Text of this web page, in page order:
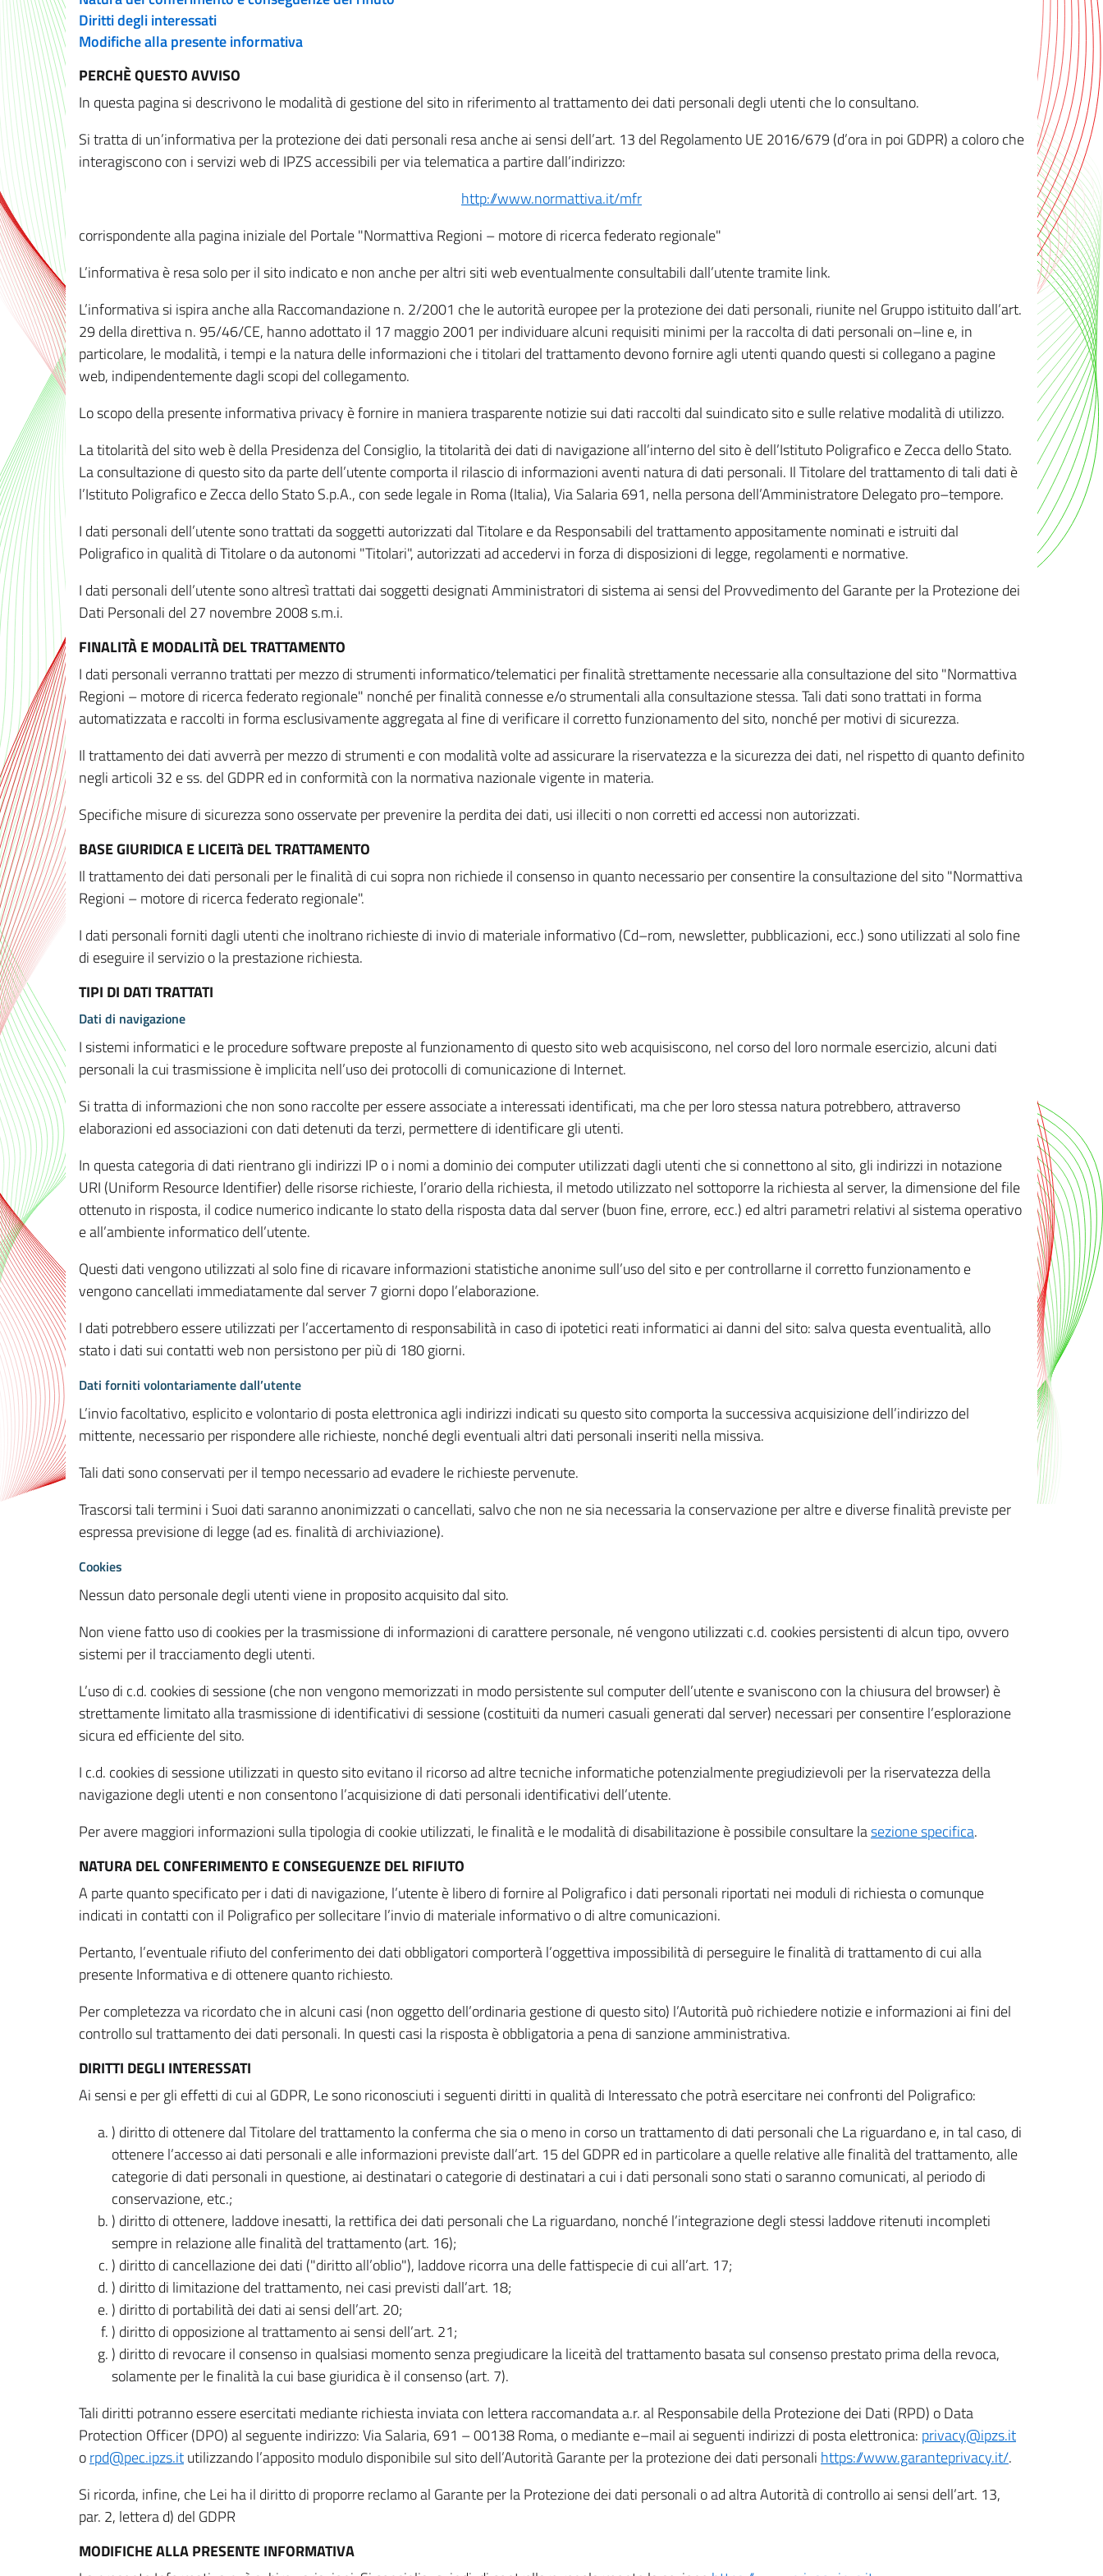
Diritti degli interessati
Modifiche alla presente informativa
PERCHÈ QUESTO AVVISO
In questa pagina si descrivono le modalità di gestione del sito in riferimento al trattamento dei dati personali degli utenti che lo consultano.
Si tratta di un’informativa per la protezione dei dati personali resa anche ai sensi dell’art. 13 del Regolamento UE 2016/679 (d’ora in poi GDPR) a coloro che
interagiscono con i servizi web di IPZS accessibili per via telematica a partire dall’indirizzo:
http://www.normattiva.it/mfr
corrispondente alla pagina iniziale del Portale "Normattiva Regioni – motore di ricerca federato regionale"
L’informativa è resa solo per il sito indicato e non anche per altri siti web eventualmente consultabili dall’utente tramite link.
L’informativa si ispira anche alla Raccomandazione n. 2/2001 che le autorità europee per la protezione dei dati personali, riunite nel Gruppo istituito dall’art.
29 della direttiva n. 95/46/CE, hanno adottato il 17 maggio 2001 per individuare alcuni requisiti minimi per la raccolta di dati personali on–line e, in
particolare, le modalità, i tempi e la natura delle informazioni che i titolari del trattamento devono fornire agli utenti quando questi si collegano a pagine
web, indipendentemente dagli scopi del collegamento.
Lo scopo della presente informativa privacy è fornire in maniera trasparente notizie sui dati raccolti dal suindicato sito e sulle relative modalità di utilizzo.
La titolarità del sito web è della Presidenza del Consiglio, la titolarità dei dati di navigazione all’interno del sito è dell’Istituto Poligrafico e Zecca dello Stato.
La consultazione di questo sito da parte dell’utente comporta il rilascio di informazioni aventi natura di dati personali. Il Titolare del trattamento di tali dati è
l’Istituto Poligrafico e Zecca dello Stato S.p.A., con sede legale in Roma (Italia), Via Salaria 691, nella persona dell’Amministratore Delegato pro–tempore.
I dati personali dell’utente sono trattati da soggetti autorizzati dal Titolare e da Responsabili del trattamento appositamente nominati e istruiti dal
Poligrafico in qualità di Titolare o da autonomi "Titolari", autorizzati ad accedervi in forza di disposizioni di legge, regolamenti e normative.
I dati personali dell’utente sono altresì trattati dai soggetti designati Amministratori di sistema ai sensi del Provvedimento del Garante per la Protezione dei
Dati Personali del 27 novembre 2008 s.m.i.
FINALITÀ E MODALITÀ DEL TRATTAMENTO
I dati personali verranno trattati per mezzo di strumenti informatico/telematici per finalità strettamente necessarie alla consultazione del sito "Normattiva
Regioni – motore di ricerca federato regionale" nonché per finalità connesse e/o strumentali alla consultazione stessa. Tali dati sono trattati in forma
automatizzata e raccolti in forma esclusivamente aggregata al fine di verificare il corretto funzionamento del sito, nonché per motivi di sicurezza.
Il trattamento dei dati avverrà per mezzo di strumenti e con modalità volte ad assicurare la riservatezza e la sicurezza dei dati, nel rispetto di quanto definito
negli articoli 32 e ss. del GDPR ed in conformità con la normativa nazionale vigente in materia.
Specifiche misure di sicurezza sono osservate per prevenire la perdita dei dati, usi illeciti o non corretti ed accessi non autorizzati.
BASE GIURIDICA E LICEITà DEL TRATTAMENTO
Il trattamento dei dati personali per le finalità di cui sopra non richiede il consenso in quanto necessario per consentire la consultazione del sito "Normattiva
Regioni – motore di ricerca federato regionale".
I dati personali forniti dagli utenti che inoltrano richieste di invio di materiale informativo (Cd–rom, newsletter, pubblicazioni, ecc.) sono utilizzati al solo fine
di eseguire il servizio o la prestazione richiesta.
TIPI DI DATI TRATTATI
Dati di navigazione
I sistemi informatici e le procedure software preposte al funzionamento di questo sito web acquisiscono, nel corso del loro normale esercizio, alcuni dati
personali la cui trasmissione è implicita nell’uso dei protocolli di comunicazione di Internet.
Si tratta di informazioni che non sono raccolte per essere associate a interessati identificati, ma che per loro stessa natura potrebbero, attraverso
elaborazioni ed associazioni con dati detenuti da terzi, permettere di identificare gli utenti.
In questa categoria di dati rientrano gli indirizzi IP o i nomi a dominio dei computer utilizzati dagli utenti che si connettono al sito, gli indirizzi in notazione
URI (Uniform Resource Identifier) delle risorse richieste, l’orario della richiesta, il metodo utilizzato nel sottoporre la richiesta al server, la dimensione del file
ottenuto in risposta, il codice numerico indicante lo stato della risposta data dal server (buon fine, errore, ecc.) ed altri parametri relativi al sistema operativo
e all’ambiente informatico dell’utente.
Questi dati vengono utilizzati al solo fine di ricavare informazioni statistiche anonime sull’uso del sito e per controllarne il corretto funzionamento e
vengono cancellati immediatamente dal server 7 giorni dopo l’elaborazione.
I dati potrebbero essere utilizzati per l’accertamento di responsabilità in caso di ipotetici reati informatici ai danni del sito: salva questa eventualità, allo
stato i dati sui contatti web non persistono per più di 180 giorni.
Dati forniti volontariamente dall’utente
L’invio facoltativo, esplicito e volontario di posta elettronica agli indirizzi indicati su questo sito comporta la successiva acquisizione dell’indirizzo del
mittente, necessario per rispondere alle richieste, nonché degli eventuali altri dati personali inseriti nella missiva.
Tali dati sono conservati per il tempo necessario ad evadere le richieste pervenute.
Trascorsi tali termini i Suoi dati saranno anonimizzati o cancellati, salvo che non ne sia necessaria la conservazione per altre e diverse finalità previste per
espressa previsione di legge (ad es. finalità di archiviazione).
Cookies
Nessun dato personale degli utenti viene in proposito acquisito dal sito.
Non viene fatto uso di cookies per la trasmissione di informazioni di carattere personale, né vengono utilizzati c.d. cookies persistenti di alcun tipo, ovvero
sistemi per il tracciamento degli utenti.
L’uso di c.d. cookies di sessione (che non vengono memorizzati in modo persistente sul computer dell’utente e svaniscono con la chiusura del browser) è
strettamente limitato alla trasmissione di identificativi di sessione (costituiti da numeri casuali generati dal server) necessari per consentire l’esplorazione
sicura ed efficiente del sito.
I c.d. cookies di sessione utilizzati in questo sito evitano il ricorso ad altre tecniche informatiche potenzialmente pregiudizievoli per la riservatezza della
navigazione degli utenti e non consentono l’acquisizione di dati personali identificativi dell’utente.
Per avere maggiori informazioni sulla tipologia di cookie utilizzati, le finalità e le modalità di disabilitazione è possibile consultare lasezione specifica.
NATURA DEL CONFERIMENTO E CONSEGUENZE DEL RIFIUTO
A parte quanto specificato per i dati di navigazione, l’utente è libero di fornire al Poligrafico i dati personali riportati nei moduli di richiesta o comunque
indicati in contatti con il Poligrafico per sollecitare l’invio di materiale informativo o di altre comunicazioni.
Pertanto, l’eventuale rifiuto del conferimento dei dati obbligatori comporterà l’oggettiva impossibilità di perseguire le finalità di trattamento di cui alla
presente Informativa e di ottenere quanto richiesto.
Per completezza va ricordato che in alcuni casi (non oggetto dell’ordinaria gestione di questo sito) l’Autorità può richiedere notizie e informazioni ai fini del
controllo sul trattamento dei dati personali. In questi casi la risposta è obbligatoria a pena di sanzione amministrativa.
DIRITTI DEGLI INTERESSATI
Ai sensi e per gli effetti di cui al GDPR, Le sono riconosciuti i seguenti diritti in qualità di Interessato che potrà esercitare nei confronti del Poligrafico:
) diritto di ottenere dal Titolare del trattamento la conferma che sia o meno in corso un trattamento di dati personali che La riguardano e, in tal caso, di
ottenere l’accesso ai dati personali e alle informazioni previste dall’art. 15 del GDPR ed in particolare a quelle relative alle finalità del trattamento, alle
categorie di dati personali in questione, ai destinatari o categorie di destinatari a cui i dati personali sono stati o saranno comunicati, al periodo di
conservazione, etc.;
) diritto di ottenere, laddove inesatti, la rettifica dei dati personali che La riguardano, nonché l’integrazione degli stessi laddove ritenuti incompleti
sempre in relazione alle finalità del trattamento (art. 16);
) diritto di cancellazione dei dati ("diritto all’oblio"), laddove ricorra una delle fattispecie di cui all’art. 17;
) diritto di limitazione del trattamento, nei casi previsti dall’art. 18;
) diritto di portabilità dei dati ai sensi dell’art. 20;
) diritto di opposizione al trattamento ai sensi dell’art. 21;
) diritto di revocare il consenso in qualsiasi momento senza pregiudicare la liceità del trattamento basata sul consenso prestato prima della revoca,
solamente per le finalità la cui base giuridica è il consenso (art. 7).
Tali diritti potranno essere esercitati mediante richiesta inviata con lettera raccomandata a.r. al Responsabile della Protezione dei Dati (RPD) o Data
Protection Officer (DPO) al seguente indirizzo: Via Salaria, 691 – 00138 Roma, o mediante e–mail ai seguenti indirizzi di posta elettronica: privacy@ipzs.it
orpd@pec.ipzs.itutilizzando l’apposito modulo disponibile sul sito dell’Autorità Garante per la protezione dei dati personali https://www.garanteprivacy.it/.
Si ricorda, infine, che Lei ha il diritto di proporre reclamo al Garante per la Protezione dei dati personali o ad altra Autorità di controllo ai sensi dell’art. 13,
par. 2, lettera d) del GDPR
MODIFICHE ALLA PRESENTE INFORMATIVA